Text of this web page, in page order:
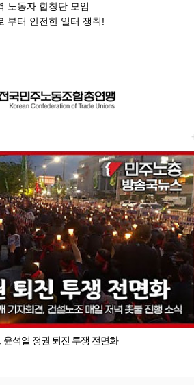
노동자 합창단 모임
부터 안전한 일터 쟁취!
윤석열 정권 퇴진 투쟁 전면화